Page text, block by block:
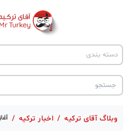
دسته بندی
اخبار ترکیه
پروژه ها
تحصیل در ترکیه
ترکیه گردی
وبلاگ آقای ترکیه / اخبار ترکیه /